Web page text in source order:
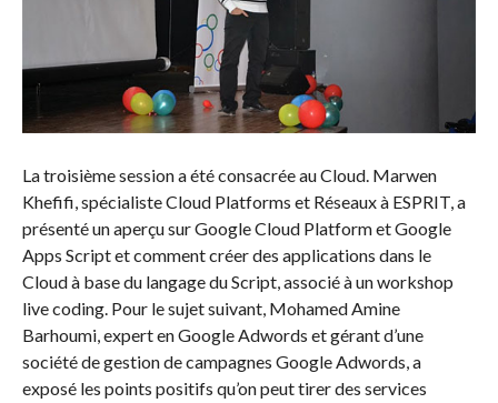
La troisième session a été consacrée au Cloud. Marwen
Khefifi, spécialiste Cloud Platforms et Réseaux à ESPRIT, a
présenté un aperçu sur Google Cloud Platform et Google
Apps Script et comment créer des applications dans le
Cloud à base du langage du Script, associé à un workshop
live coding. Pour le sujet suivant, Mohamed Amine
Barhoumi, expert en Google Adwords et gérant d’une
société de gestion de campagnes Google Adwords, a
exposé les points positifs qu’on peut tirer des services